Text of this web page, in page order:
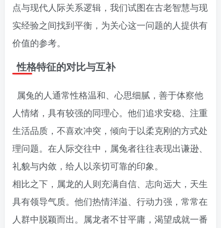
点与现代人际关系逻辑，我们试图在古老智慧与现
实经验之间找到平衡，为关心这一问题的人提供有
价值的参考。
性格特征的对比与互补
属兔的人通常性格温和、心思细腻，善于体察他
人情绪，具有较强的同理心。他们追求安稳、注重
生活品质，不喜欢冲突，倾向于以柔克刚的方式处
理问题。在人际交往中，属兔者往往表现出谦逊、
礼貌与内敛，给人以亲切可靠的印象。
相比之下，属龙的人则充满自信、志向远大，天生
具有领导气质。他们热情洋溢、行动力强，常常在
人群中脱颖而出。属龙者不甘平庸，渴望成就一番